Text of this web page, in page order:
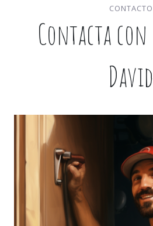
CONTACTO
Contacta con
David